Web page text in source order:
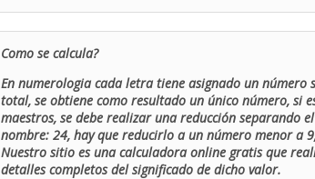
Como se calcula?
En numerologia cada letra tiene asignado un número
total, se obtiene como resultado un único número, si
maestros, se debe realizar una reducción separando
nombre: 24, hay que reducirlo a un número menor a
Nuestro sitio es una calculadora online gratis que
detalles completos del significado de dicho valor.